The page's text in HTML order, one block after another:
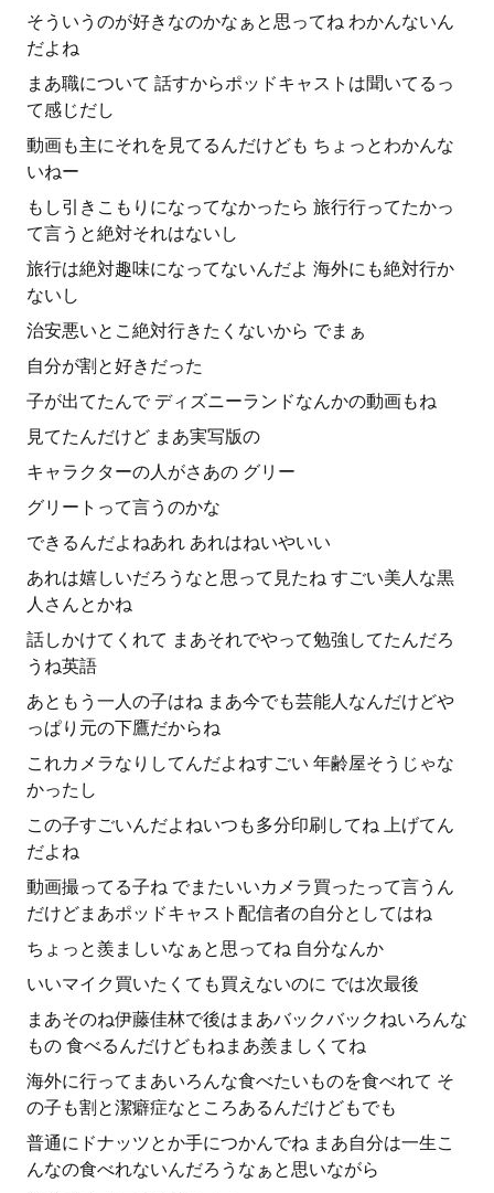
そういうのが好きなのかなぁと思ってね わかんないん
だよね
まあ職について 話すからポッドキャストは聞いてるっ
て感じだし
動画も主にそれを見てるんだけども ちょっとわかんな
いねー
もし引きこもりになってなかったら 旅行行ってたかっ
て言うと絶対それはないし
旅行は絶対趣味になってないんだよ 海外にも絶対行か
ないし
治安悪いとこ絶対行きたくないから でまぁ
自分が割と好きだった
子が出てたんで ディズニーランドなんかの動画もね
見てたんだけど まあ実写版の
キャラクターの人がさあの グリー
グリートって言うのかな
できるんだよねあれ あれはねいやいい
あれは嬉しいだろうなと思って見たね すごい美人な黒
人さんとかね
話しかけてくれて まあそれでやって勉強してたんだろ
うね英語
あともう一人の子はね まあ今でも芸能人なんだけどや
っぱり元の下鷹だからね
これカメラなりしてんだよねすごい 年齢屋そうじゃな
かったし
この子すごいんだよねいつも多分印刷してね 上げてん
だよね
動画撮ってる子ね でまたいいカメラ買ったって言うん
だけどまあポッドキャスト配信者の自分としてはね
ちょっと羨ましいなぁと思ってね 自分なんか
いいマイク買いたくても買えないのに では次最後
まあそのね伊藤佳林で後はまあバックバックねいろんな
もの 食べるんだけどもねまあ羨ましくてね
海外に行ってまあいろんな食べたいものを食べれて そ
の子も割と潔癖症なところあるんだけどもでも
普通にドナッツとか手につかんでね まあ自分は一生こ
んなの食べれないんだろうなぁと思いながら